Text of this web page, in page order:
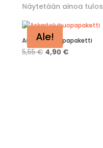
Näytetään ainoa tulos
Ale!
Askarteluhuopapaketti
5,55€ Alkuperäinen
4,90 €Nykyinen